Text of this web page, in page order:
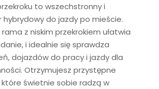
to wszechstronny i
hybrydowy do jazdy po mieście.
z niskim przekrokiem ułatwia
i idealnie się sprawdza
dojazdów do pracy i jazdy dla
Otrzymujesz przystępne
świetnie sobie radzą w